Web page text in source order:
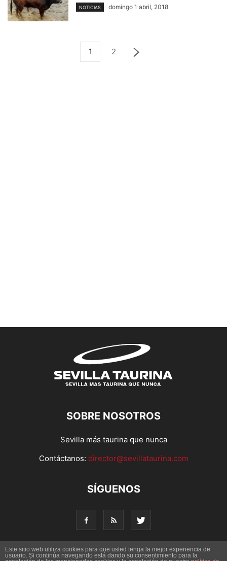
NOTICIAS domingo 1 abril, 2018
1 2
SOBRE NOSOTROS
Sevilla más taurina que nunca
Contáctanos: director@sevillataurina.com
SÍGUENOS
Este sitio web utiliza cookies para que usted tenga la mejor experiencia de
usuario. Si continúa navegando está dando su consentimiento para la